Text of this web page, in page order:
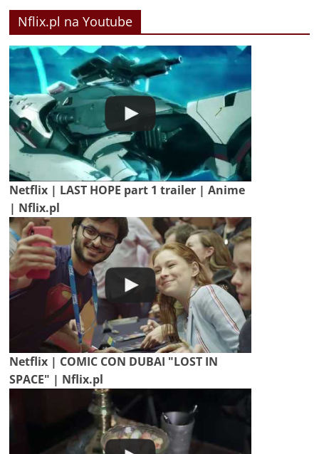
Nflix.pl na Youtube
Netflix | LAST HOPE part 1 trailer | Anime
| Nflix.pl
Netflix | COMIC CON DUBAI "LOST IN
SPACE" | Nflix.pl